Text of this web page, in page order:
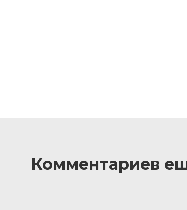
Комментариев